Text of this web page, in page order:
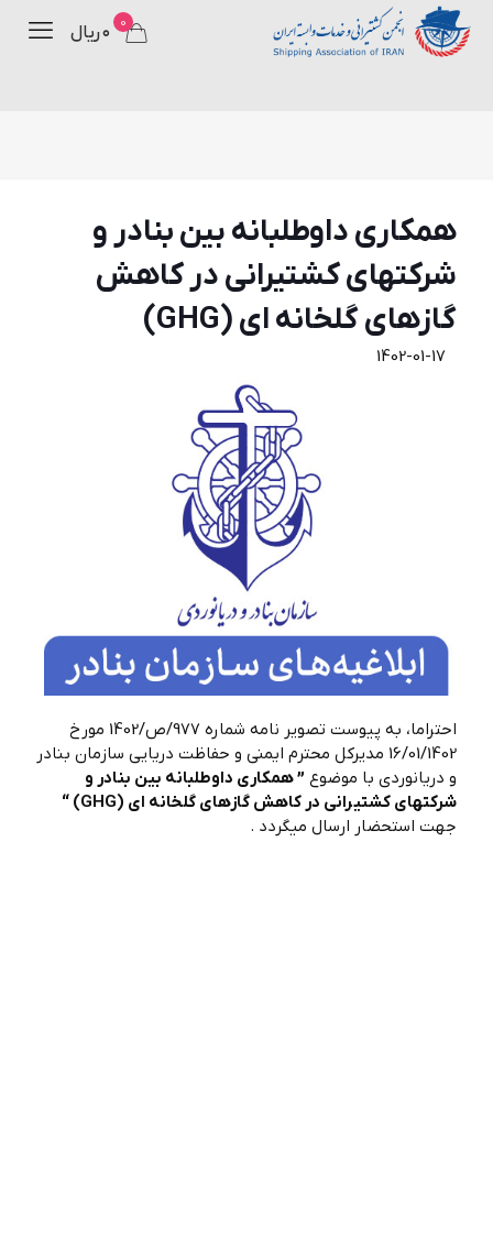
0 ۰ ریال
همكاری داوطلبانه بين بنادر و
شركتهای كشتيرانی در كاهش
گازهای گلخانه ای (GHG)
1402-01-17
احتراما، به پیوست تصویر نامه شماره 977/ص/1402 مورخ
16/01/1402 مدیرکل محترم ایمنی و حفاظت دریایی سازمان بنادر
و دریانوردی با موضوع ” همكاري داوطلبانه بين بنادر و
شركتهاي كشتيراني در كاهش گازهاي گلخانه اي (GHG) “
جهت استحضار ارسال میگردد .